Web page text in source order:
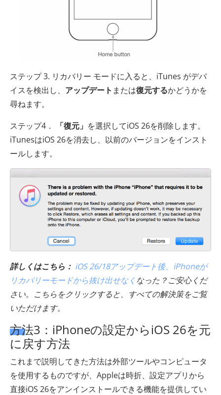
ステップ 3. リカバリー モードに入ると、iTunes がデバ
イスを検出し、 アップデート または復元するかどうかを
尋ねます。
ステップ4．
「復元」 を選択してiOS 26を削除します。
iTunesはiOS 26を消去し、以前のバージョンをインスト
ールします。
詳しくはこちら： iOS 26/18アップデート後、iPhoneが
リカバリーモードから抜け出せなくなった？ご安心くだ
さい。こちらをクリックすると、すべての解決策をご覧
いただけます。
方法3：iPhoneの設定からiOS 26を元
に戻す方法
これまで説明してきた方法は外部ツールやコンピュータ
を使用するものですが、Appleは時折、設定アプリから
直接iOS 26をアンインストールできる機能を提供してい